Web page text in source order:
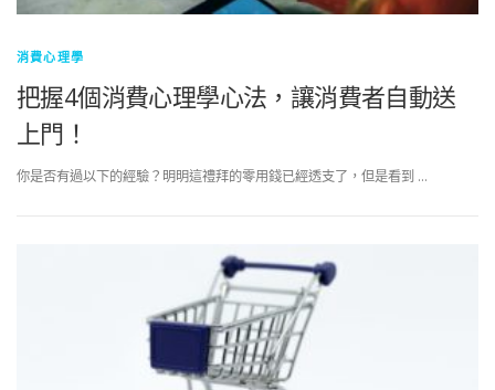
消費心理學
把握4個消費心理學心法，讓消費者自動送
上門！
你是否有過以下的經驗？明明這禮拜的零用錢已經透支了，但是看到 …